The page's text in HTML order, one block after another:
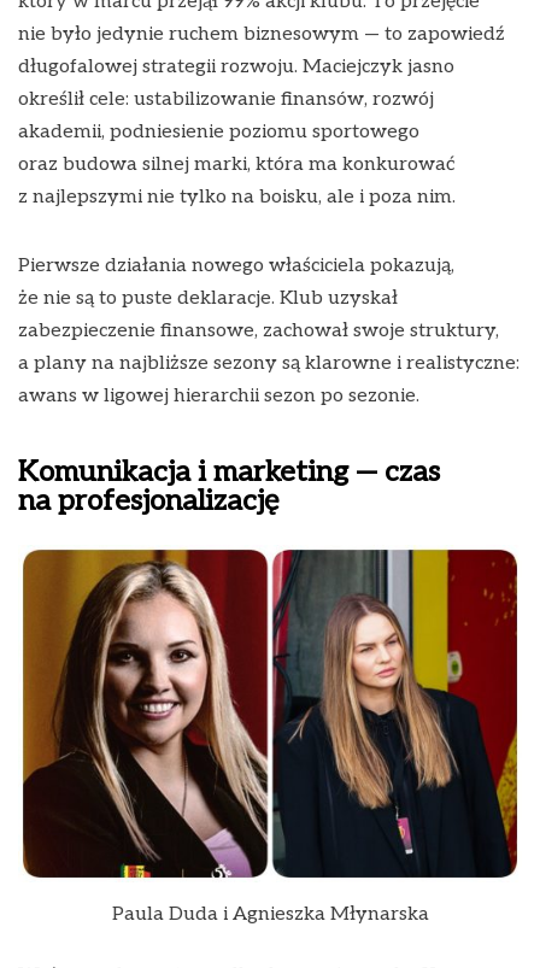
nie było jedynie ruchem biznesowym — to zapowiedź
długofalowej strategii rozwoju. Maciejczyk jasno
określił cele: ustabilizowanie finansów, rozwój
akademii, podniesienie poziomu sportowego
oraz budowa silnej marki, która ma konkurować
z najlepszymi nie tylko na boisku, ale i poza nim.
Pierwsze działania nowego właściciela pokazują,
że nie są to puste deklaracje. Klub uzyskał
zabezpieczenie finansowe, zachował swoje struktury,
a plany na najbliższe sezony są klarowne i realistyczne:
awans w ligowej hierarchii sezon po sezonie.
Komunikacja i marketing — czas
na profesjonalizację
Paula Duda i Agnieszka Młynarska